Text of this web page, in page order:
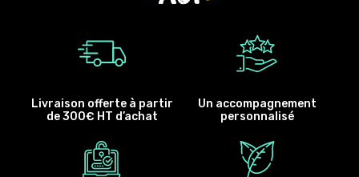
Livraison offerte à partir
de 300€ HT d’achat
Un accompagnement
personnalisé